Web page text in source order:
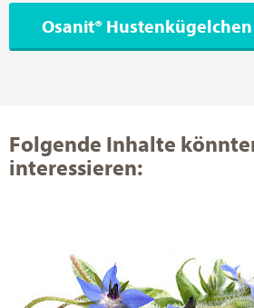
Osanit® Hustenkügelchen
Folgende Inhalte
interessieren: